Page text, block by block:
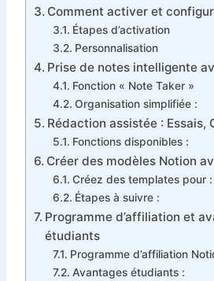
Comment activer et
Étapes d’activation
Personnalisation
Prise de notes intelligente
Fonction « Note Taker »
Organisation simplifiée :
Rédaction assistée : Essais,
Fonctions disponibles :
Créer des modèles Notion
Créez des templates pour :
Étapes à suivre :
Programme d’affiliation et
étudiants
Programme d’affiliation
Avantages étudiants :